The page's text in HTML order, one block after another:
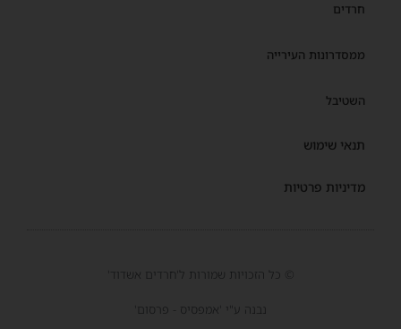
חרדים
ממסדרונות העירייה
השטיבל
תנאי שימוש
מדיניות פרטיות
© כל הזכויות שמורות ל'חרדים אשדוד'
נבנה ע"י 'אמפסיס - פרסום'